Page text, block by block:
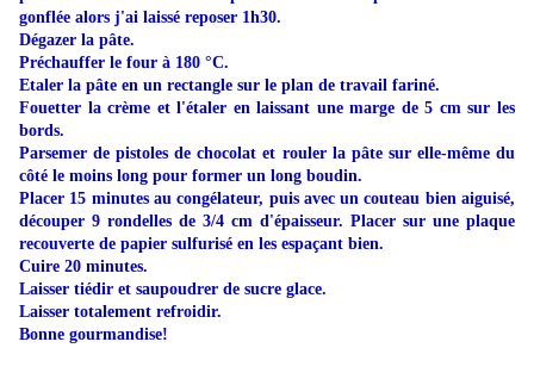
gonflée alors j'ai laissé reposer 1h30.
Dégazer la pâte.
Préchauffer le four à 180 °C.
Etaler la pâte en un rectangle sur le plan de travail fariné.
Fouetter la crème et l'étaler en laissant une marge de 5 cm sur les
bords.
Parsemer de pistoles de chocolat et rouler la pâte sur elle-même du
côté le moins long pour former un long boudin.
Placer 15 minutes au congélateur, puis avec un couteau bien aiguisé,
découper 9 rondelles de 3/4 cm d'épaisseur. Placer sur une plaque
recouverte de papier sulfurisé en les espaçant bien.
Cuire 20 minutes.
Laisser tiédir et saupoudrer de sucre glace.
Laisser totalement refroidir.
Bonne gourmandise!